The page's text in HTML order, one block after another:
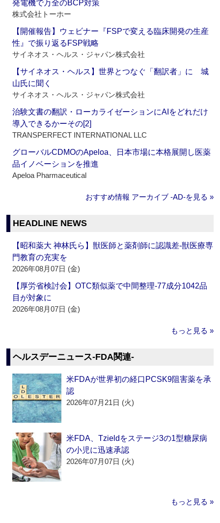
発電機で万全のBCP対策
株式会社トーホー
【開催報告】ウェビナー『FSPで変える臨床開発の生産
性』で振り返るFSP戦略
サイネオス・ヘルス・ジャパン株式会社
【サイネオス・ヘルス】世界とつなぐ「翻訳者」に 城
山氏に聞く
サイネオス・ヘルス・ジャパン株式会社
治験文書の翻訳・ローカライゼーションにAIをどれだけ
導入できるかーその[2]
TRANSPERFECT INTERNATIONAL LLC
グローバルCDMOのApeloa、日本市場に本格展開し医薬
品イノベーションを推進
Apeloa Pharmaceutical
おすすめ情報 アーカイブ ‐AD‐を見る »
HEADLINE NEWS
【昭和薬大 神林氏ら】獣医師と薬剤師に認識差‐獣医療専
門教育の充実を
2026年08月07日 (金)
【厚労省検討会】OTC類似薬で中間整理‐77成分1042品
目が対象に
2026年08月07日 (金)
もっと見る »
ヘルスデーニュース‐FDA関連‐
米FDAが世界初の経口PCSK9阻害薬を承
認
2026年07月21日 (火)
米FDA、Tzieldをステージ3の1型糖尿病
の小児に迅速承認
2026年07月07日 (火)
もっと見る »